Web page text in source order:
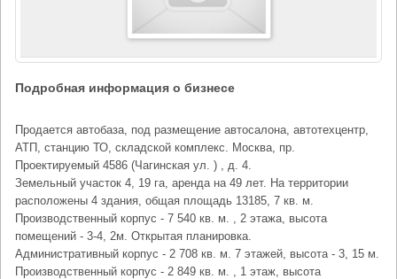
Подробная информация о бизнесе
Продается автобаза, под размещение автосалона, автотехцентр,
АТП, станцию ТО, складской комплекс. Москва, пр.
Проектируемый 4586 (Чагинская ул. ) , д. 4.
Земельный участок 4, 19 га, аренда на 49 лет. На территории
расположены 4 здания, общая площадь 13185, 7 кв. м.
Производственный корпус - 7 540 кв. м. , 2 этажа, высота
помещений - 3-4, 2м. Открытая планировка.
Административный корпус - 2 708 кв. м. 7 этажей, высота - 3, 15 м.
Производственный корпус - 2 849 кв. м. , 1 этаж, высота